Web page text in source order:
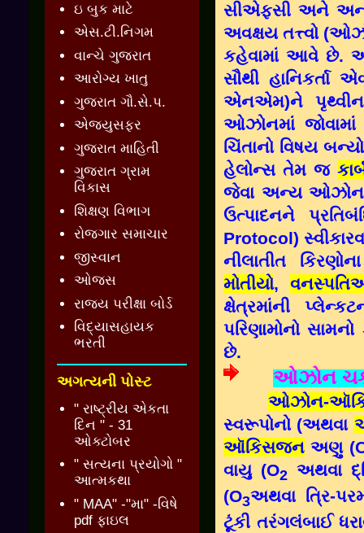
સીએફસી અને અન્ય
અવક્ષય તત્ત્વો
કહેવામાં આવે છે.
સૌથી હાનિકર્તા
એનએમ)ને
ઓઝોનમાં
ચિંતાનો વિષય
હેલોન્સ તેમ જ
જેવા અન્ય ઓઝોન
ઉત્પાદનને
Protocol)
નીલાતીત
મોતીયો,
ક્ષેત્રમાંની
પરિણામોનો
છે.
ઓઝોન
ઓઝોન-
સ્વરૂપોનો (અથવા
ઑકિસજન અણુ
વાયુ (O2 અથવા
(O3અથવા ત્રિ-
ટૂંકી તરંગલંબાઈ
ઇ બુક માટે
એસ.ટી.નિગમ
વાન્ચે ગુજરાત
આરોગ્ય ખાતુ
ગુજરાત ગૌ.સે.પ.
એજ્યુસફર
ગુજરાત માહિતી
ગુજરાત ગ્રામ
વિકાસ
શિક્ષણ વિભાગ
રોજગાર સમાચાર
જીસ્વાન
ઓજસ
રાજ્ય પરીક્ષા બોર્ડ
વિદ્યાસહાયક
ભરતી
અગત્યની પોસ્ટ
" રાષ્ટ્રીય એકતા
દિન " - 31
ઓક્ટોબર
" સત્યના પ્રયોગો "
આત્મકથા
" MAA" -"મા" -વિષે
pdf ફાઇલ